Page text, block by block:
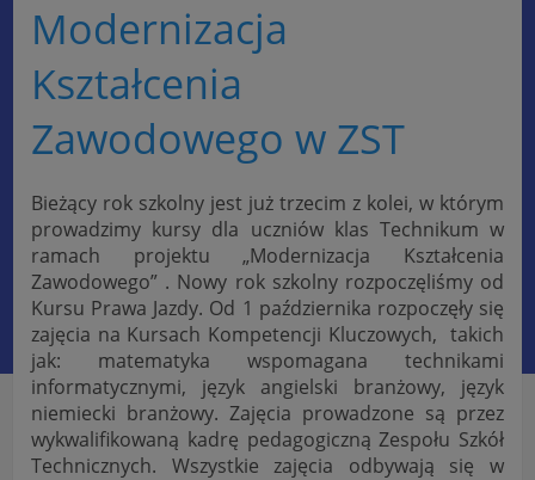
Modernizacja
Kształcenia
Zawodowego w ZST
Bieżący rok szkolny jest już trzecim z kolei, w którym
prowadzimy kursy dla uczniów klas Technikum w
ramach projektu „Modernizacja Kształcenia
Zawodowego” . Nowy rok szkolny rozpoczęliśmy od
Kursu Prawa Jazdy. Od 1 października rozpoczęły się
zajęcia na Kursach Kompetencji Kluczowych, takich
jak: matematyka wspomagana technikami
informatycznymi, język angielski branżowy, język
niemiecki branżowy. Zajęcia prowadzone są przez
wykwalifikowaną kadrę pedagogiczną Zespołu Szkół
Technicznych. Wszystkie zajęcia odbywają się w